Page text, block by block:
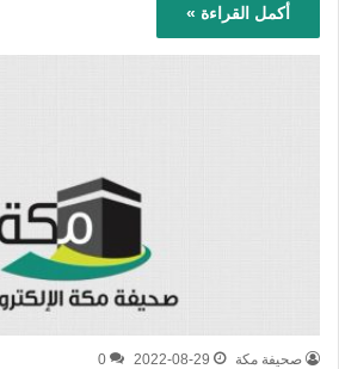
أكمل القراءة »
صحيفة مكة 2022-08-29
0